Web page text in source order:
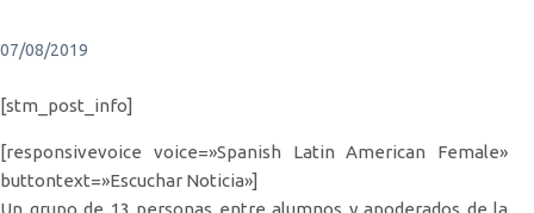
07/08/2019
[stm_post_info]
[responsivevoice voice=»Spanish Latin American Female»
buttontext=»Escuchar Noticia»]
Un grupo de 13 personas entre alumnos y apoderados de la